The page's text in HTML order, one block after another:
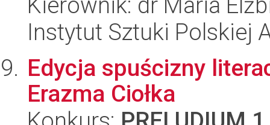
Instytut Sztuki Polskiej
Edycja spuścizny
Erazma Ciołka